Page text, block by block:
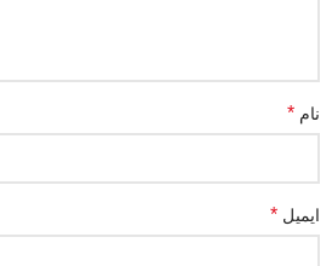
نام *
ایمیل *